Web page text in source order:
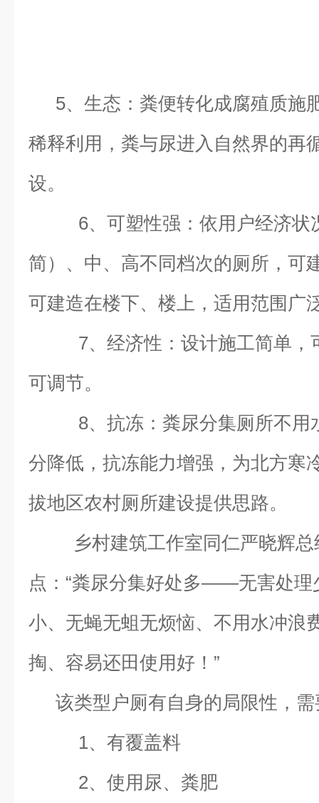
5、生态：粪便转化成腐殖质施
稀释利用，粪与尿进入自然界的再
设。
6、可塑性强：依用户经济状
简）、中、高不同档次的厕所，可
可建造在楼下、楼上，适用范围广
7、经济性：设计施工简单
可调节。
8、抗冻：粪尿分集厕所不
分降低，抗冻能力增强，为北方寒
拔地区农村厕所建设提供思路。
乡村建筑工作室同仁严晓辉
点：“粪尿分集好处多——无害处理
小、无蝇无蛆无烦恼、不用水冲浪
掏、容易还田使用好！”
该类型户厕有自身的局限性，
1、有覆盖料
2、使用尿、粪肥